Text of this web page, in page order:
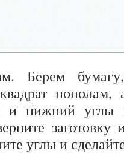
Берем
и нижний углы
углы и